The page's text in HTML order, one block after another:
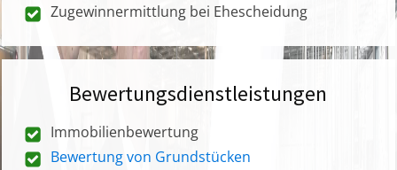
Zugewinnermittlung bei Ehescheidung
Bewertungsdienstleistungen
Immobilienbewertung
Bewertung von Grundstücken